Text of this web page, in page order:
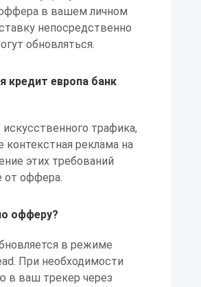
оффера в вашем личном
непосредственно
обновляться.
кредит европа банк
трафика,
реклама на
этих требований
от оффера.
офферу?
в режиме
При необходимости
в ваш трекер через